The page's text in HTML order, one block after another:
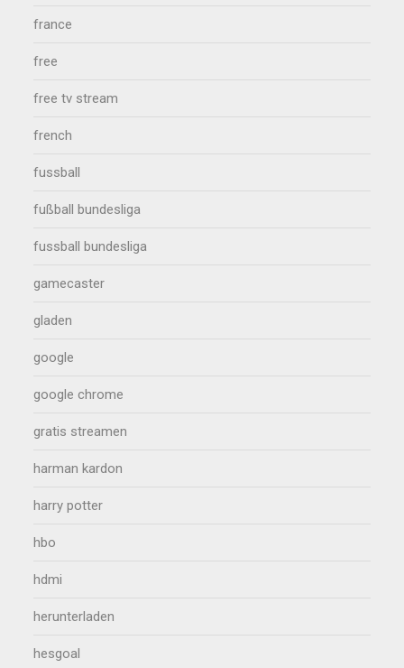
france
free
free tv stream
french
fussball
fußball bundesliga
fussball bundesliga
gamecaster
gladen
google
google chrome
gratis streamen
harman kardon
harry potter
hbo
hdmi
herunterladen
hesgoal